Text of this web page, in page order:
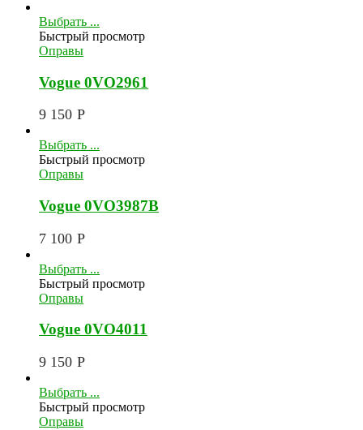
Выбрать ...
Быстрый просмотр
Оправы
Vogue 0VO2961
9 150 Р
Выбрать ...
Быстрый просмотр
Оправы
Vogue 0VO3987B
7 100 Р
Выбрать ...
Быстрый просмотр
Оправы
Vogue 0VO4011
9 150 Р
Выбрать ...
Быстрый просмотр
Оправы